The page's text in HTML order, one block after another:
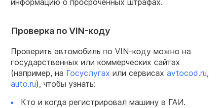
информацию о просроченных штрафах.
Проверка по VIN-коду
Проверить автомобиль по VIN-коду можно на
государственных или коммерческих сайтах
(например, на Госуслугах или сервисах avtocod.ru,
auto.ru), чтобы узнать:
Кто и когда регистрировал машину в ГАИ.